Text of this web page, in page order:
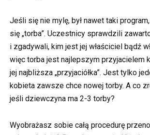
Jeśli się nie mylę, był nawet taki
się „torba”. Uczestnicy sprawdzili
i zgadywali, kim jest jej właściciel bądź
więc torba jest najlepszym przyjacielem
jej najbliższa „przyjaciółka”. Jest tylko
kobieta zawsze chce nowej torby. A co
jeśli dziewczyna ma 2-3 torby?
Wyobrażasz sobie całą procedurę